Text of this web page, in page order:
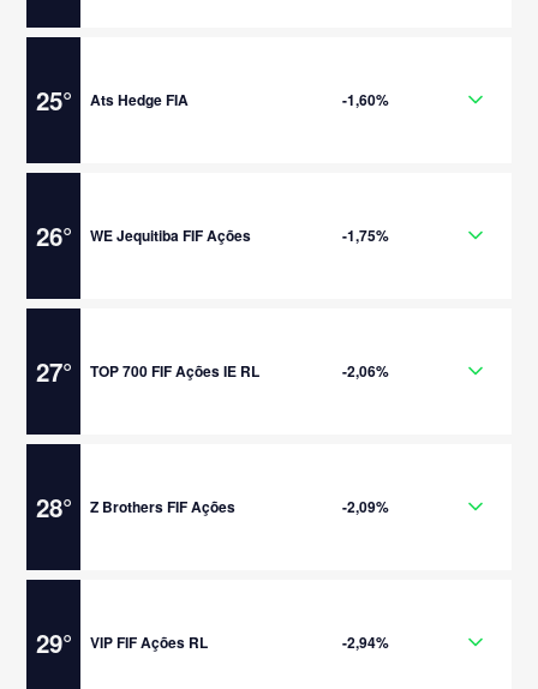
25° Ats Hedge FIA -1,60%
26° WE Jequitiba FIF Ações -1,75%
27° TOP 700 FIF Ações IE RL -2,06%
28° Z Brothers FIF Ações -2,09%
29° VIP FIF Ações RL -2,94%